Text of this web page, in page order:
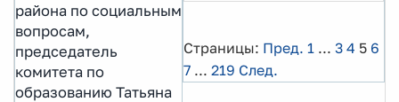
района по социальным
вопросам,
председатель
комитета по
образованию Татьяна
Страницы: Пред. 1 ... 3 4 5 6
7 ... 219 След.